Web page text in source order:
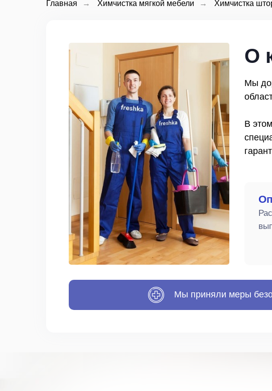
Главная → Химчистка мягкой мебели → Химчистка
О
Мы
В
Мы приняли меры